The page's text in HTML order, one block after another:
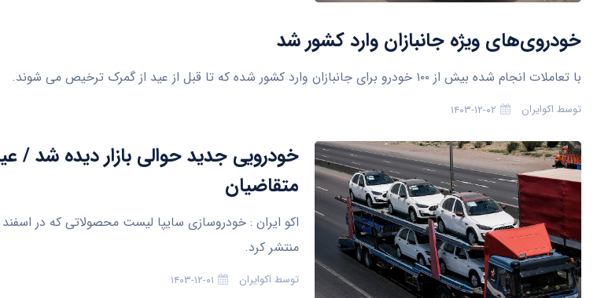
خودروی‌های ویژه جانبازان وارد کشور شد
با تعاملات انجام شده بیش از ۱۰۰ خودرو برای جانبازان وارد کشور شده که تا قبل از عید از گمرک ترخیص می شوند.
توسط اکوایران ۱۴۰۳-۱۲-۰۲
خودرویی جدید حوالی بازار دیده شد /
متقاضیان
اکو ایران : خودروسازی سایپا لیست محصولاتی که در
منتشر کرد.
توسط اکوایران ۱۴۰۳-۱۲-۰۱